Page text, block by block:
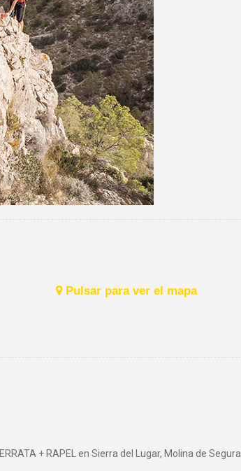
Pulsar para ver el mapa
+ RAPEL en Sierra del Lugar, Molina de Segura .